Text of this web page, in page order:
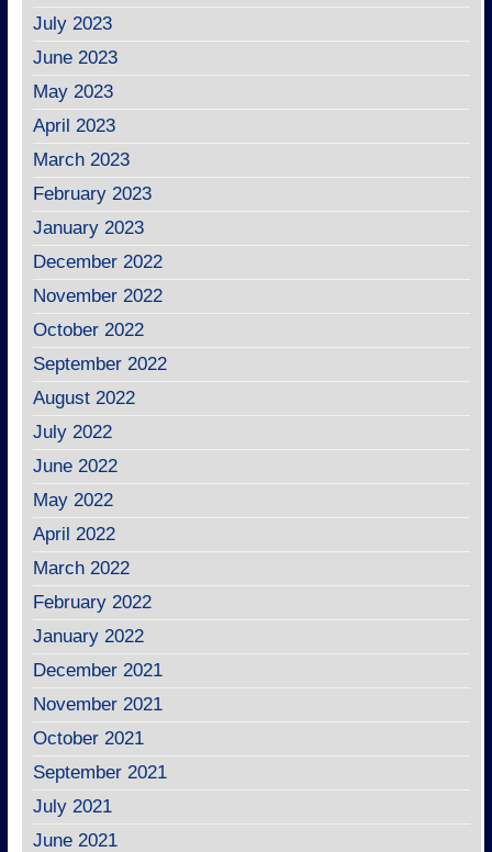
July 2023
June 2023
May 2023
April 2023
March 2023
February 2023
January 2023
December 2022
November 2022
October 2022
September 2022
August 2022
July 2022
June 2022
May 2022
April 2022
March 2022
February 2022
January 2022
December 2021
November 2021
October 2021
September 2021
July 2021
June 2021